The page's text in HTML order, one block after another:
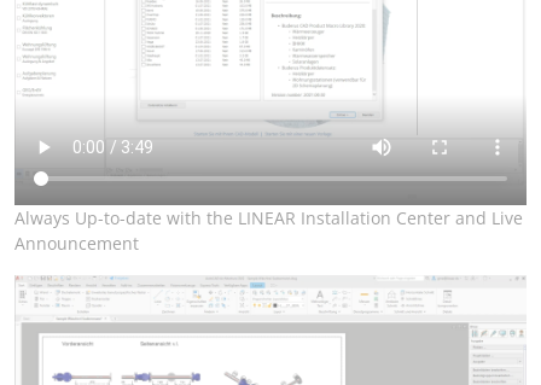
Always Up-to-date with the LINEAR Installation Center and Live
Announcement